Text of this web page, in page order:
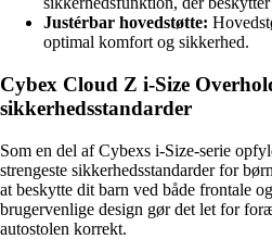
Justérbar hovedstøtte:
optimal komfort og sikkerhed.
Cybex Cloud Z i-Size
sikkerhedsstandarder
Som en del af Cybexs i-Size-serie
strengeste sikkerhedsstandarder for
at beskytte dit barn ved både frontale
brugervenlige design gør det let for
autostolen korrekt.